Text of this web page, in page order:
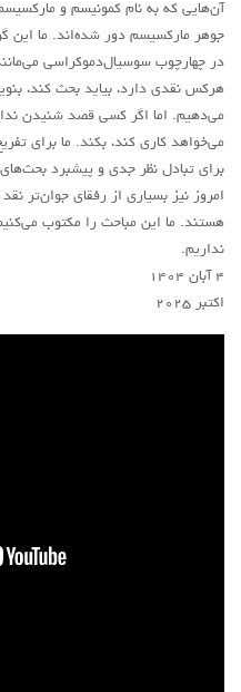
آن‌هایی که به نام کمونیسم و
جوهر مارکسیسم دور شده‌اند. ما این
در چهارچوب سوسیال‌دموکراسی
هرکس نقدی دارد، بیاید بحث کند،
می‌دهیم. اما اگر کسی قصد شنیدن
می‌خواهد کاری کند، بکند. ما برای
برای تبادل نظر جدی و پیشبرد
امروز نیز بسیاری از رفقای جوان‌تر
هستند. ما این مباحث را مکتوب
نداریم.
۴ آبان ۱۴۰۴
اکتبر ۲۰۲۵